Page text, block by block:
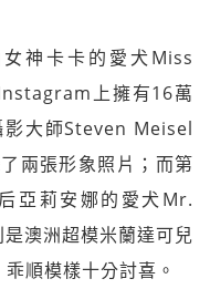
神卡卡的愛犬Miss
上擁有16萬
大師Steven Meisel
兩張形象照片；而第
亞莉安娜的愛犬Mr.
澳洲超模米蘭達可兒
順模樣十分討喜。